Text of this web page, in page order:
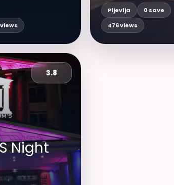
views
Pljevlja
0 save
476 views
3.8
Night